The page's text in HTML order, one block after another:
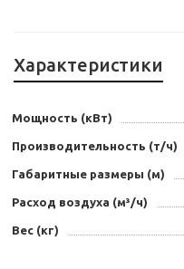
Характеристики
Мощность (кВт)
Производительность (т/ч)
Габаритные размеры (м)
Расход воздуха (м³/ч)
Вес (кг)